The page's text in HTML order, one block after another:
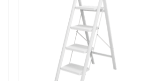
NỒI CHIÊN KHÔNG DẦU FUJIHOME A3N